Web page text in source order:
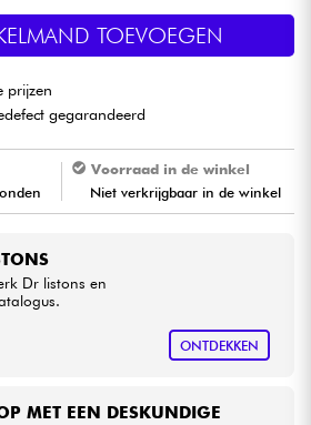
TOEVOEGEN
prijzen
gegarandeerd
Voorraad in de winkel
Niet verkrijgbaar in de winkel
Dr listons en
ONTDEKKEN
MET EEN DESKUNDIGE